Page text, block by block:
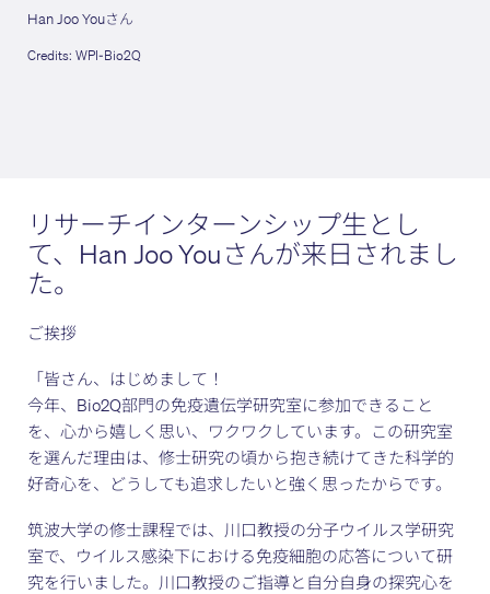
Han Joo Youさん
Credits: WPI-Bio2Q
リサーチインターンシップ生とし
て、Han Joo Youさんが来日されまし
た。
ご挨拶
「皆さん、はじめまして！
今年、Bio2Q部門の免疫遺伝学研究室に参加できること
を、心から嬉しく思い、ワクワクしています。この研究室
を選んだ理由は、修士研究の頃から抱き続けてきた科学的
好奇心を、どうしても追求したいと強く思ったからです。
筑波大学の修士課程では、川口教授の分子ウイルス学研究
室で、ウイルス感染下における免疫細胞の応答について研
究を行いました。川口教授のご指導と自分自身の探究心を